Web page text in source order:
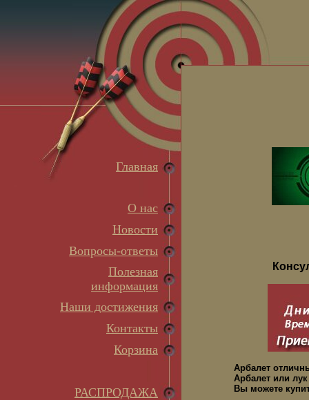
Главная
О нас
Новости
Вопросы-ответы
Полезная
информация
Наши достижения
Контакты
Корзина
РАСПРОДАЖА
Арбалет
Арбалет или
Вы можете